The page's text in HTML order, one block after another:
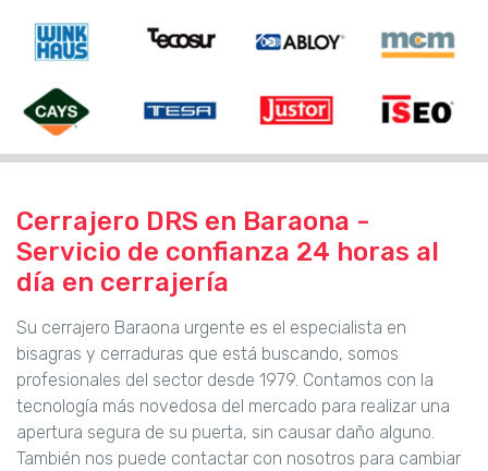
Cerrajero DRS en Baraona -
Servicio de confianza 24 horas al
día en cerrajería
Su cerrajero Baraona urgente es el especialista en
bisagras y cerraduras que está buscando, somos
profesionales del sector desde 1979. Contamos con la
tecnología más novedosa del mercado para realizar una
apertura segura de su puerta, sin causar daño alguno.
También nos puede contactar con nosotros para cambiar